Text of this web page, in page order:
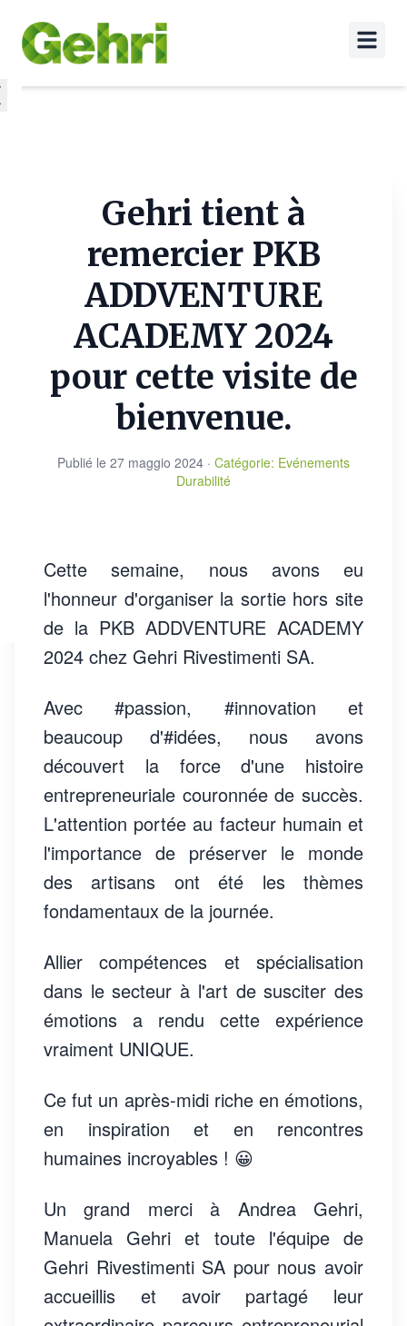
Gehri tient à
remercier PKB
ADDVENTURE
ACADEMY 2024
pour cette visite de
bienvenue.
Publié le 27 maggio 2024 · Catégorie: Evénements
Durabilité
Cette semaine, nous avons eu
l'honneur d'organiser la sortie hors site
de la PKB ADDVENTURE ACADEMY
2024 chez Gehri Rivestimenti SA.
Avec#passion, #innovation et
beaucoup d'#idées, nous avons
découvert la force d'une histoire
entrepreneuriale couronnée de succès.
L'attention portée au facteur humain et
l'importance de préserver le monde
des artisans ont été les thèmes
fondamentaux de la journée.
Allier compétences et spécialisation
dans le secteur à l'art de susciter des
émotions a rendu cette expérience
vraiment UNIQUE.
Ce fut un après-midi riche en émotions,
en inspiration et en rencontres
humaines incroyables ! 😀
Un grand merci à Andrea Gehri,
Manuela Gehri et toute l'équipe de
Gehri Rivestimenti SA pour nous avoir
accueillis et avoir partagé leur